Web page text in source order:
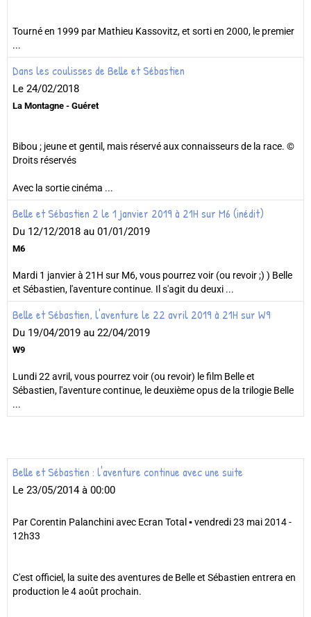
Tourné en 1999 par Mathieu Kassovitz, et sorti en 2000, le premier
...
Dans les coulisses de Belle et Sébastien
Le 24/02/2018
La Montagne - Guéret
Bibou ; jeune et gentil, mais réservé aux connaisseurs de la race. ©
Droits réservés
Avec la sortie cinéma ...
Belle et Sébastien 2 le 1 janvier 2019 à 21H sur M6 (inédit)
Du 12/12/2018 au 01/01/2019
M6
Mardi 1 janvier à 21H sur M6, vous pourrez voir (ou revoir ;) ) Belle
et Sébastien, l'aventure continue. Il s'agit du deuxi ...
Belle et Sébastien, l'aventure le 22 avril 2019 à 21H sur W9
Du 19/04/2019 au 22/04/2019
W9
Lundi 22 avril, vous pourrez voir (ou revoir) le film Belle et
Sébastien, l'aventure continue, le deuxième opus de la trilogie Belle
...
Belle et Sébastien : l'aventure continue avec une suite
Le 23/05/2014 à 00:00
Par Corentin Palanchini avec Ecran Total ▪ vendredi 23 mai 2014 -
12h33
C'est officiel, la suite des aventures de Belle et Sébastien entrera en
production le 4 août prochain.